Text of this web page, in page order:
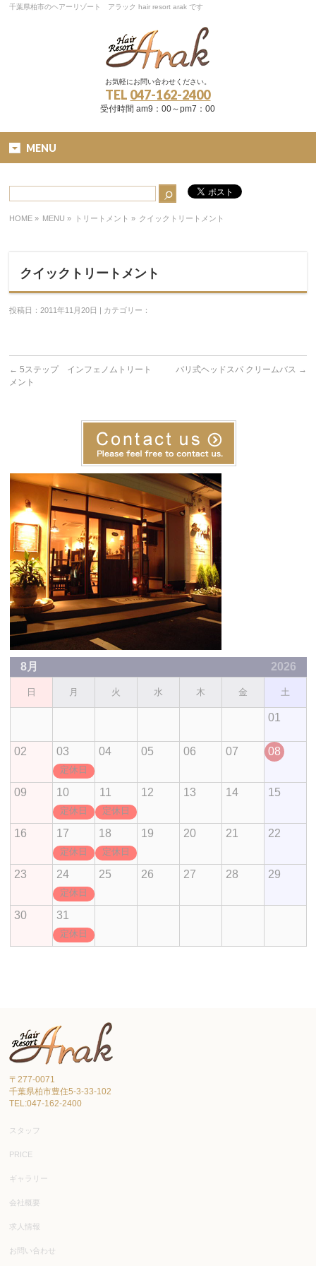
千葉県柏市のヘアーリゾート アラック hair resort arak です
お気軽にお問い合わせください。
TEL 047-162-2400
受付時間 am9：00～pm7：00
MENU
HOME » MENU » トリートメント » クイックトリートメント
クイックトリートメント
投稿日：2011年11月20日 | カテゴリー：
← 5ステップ インフェノムトリート
メント
バリ式ヘッドスパ クリームバス →
8月 2026
日 月 火 水 木 金 土
01
02 03
定休日
04 05 06 07 08
09 10
定休日
11
定休日
12 13 14 15
16 17
定休日
18
定休日
19 20 21 22
23 24
定休日
25 26 27 28 29
30 31
定休日
〒277-0071
千葉県柏市豊住5-3-33-102
TEL:047-162-2400
スタッフ
PRICE
ギャラリー
会社概要
求人情報
お問い合わせ